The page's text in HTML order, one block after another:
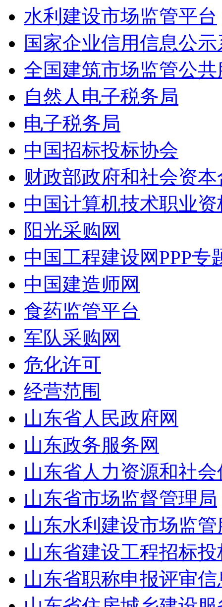
水利建设市场监管平台
国家企业信用信息公
全国建筑市场监管公
自然人电子税务局
电子税务局
中国招标投标协会
财政部政府和社会资
中国计算机技术职业资
阳光采购网
中国工程建设网PPP专
中国建造师网
食药监管平台
军队采购网
危化许可
经营范围
山东省人民政府网
山东政务服务网
山东省人力资源和社
山东省市场监督管理局
山东水利建设市场监
山东省建设工程招标
山东省职称申报评审